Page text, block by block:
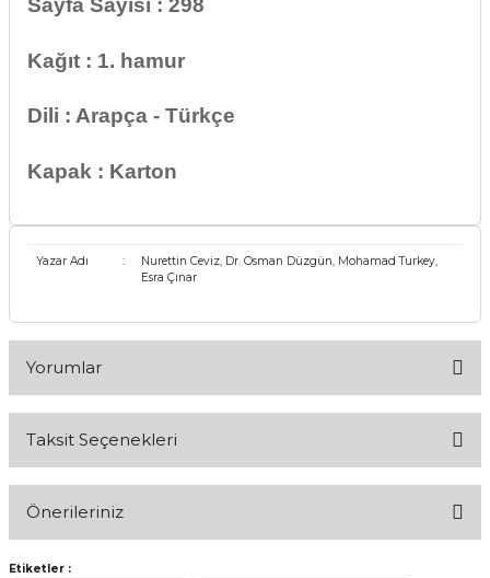
Sayfa Sayısı : 298
Kağıt : 1. hamur
Dili : Arapça - Türkçe
Kapak : Karton
Yazar Adı :
Nurettin Ceviz, Dr. Osman Düzgün, Mohamad Turkey,
Esra Çınar
Yorumlar
Taksit Seçenekleri
Önerileriniz
Bu ürünün fiyat bilgisi, resim, ürün açıklamalarında ve diğer
Etiketler :